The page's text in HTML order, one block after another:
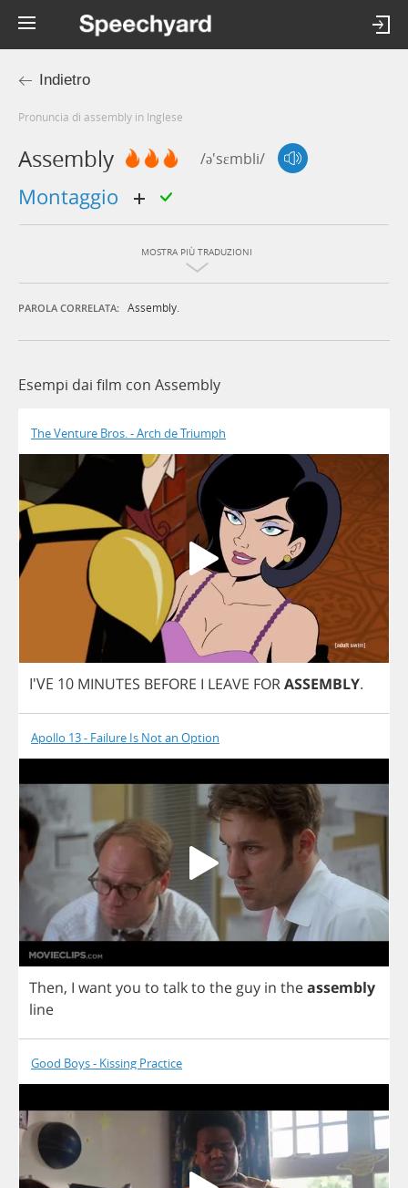
Indietro
Pronuncia di assembly in Inglese
Assembly /ə'sɛmbli/
montaggio
MOSTRA PIÙ TRADUZIONI
PAROLA CORRELATA: Assembly.
Esempi dai film con Assembly
The Venture Bros. - Arch de Triumph
I'VE 10 MINUTES BEFORE I LEAVE FORASSEMBLY.
Apollo 13 - Failure Is Not an Option
Then, I wantyou to talkto the guy in theassembly
line
Good Boys - Kissing Practice